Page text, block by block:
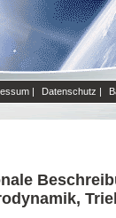
| Datenschutz |